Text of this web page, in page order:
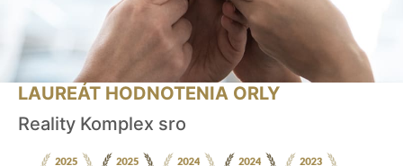
LAUREÁT HODNOTENIA ORLY
Reality Komplex sro